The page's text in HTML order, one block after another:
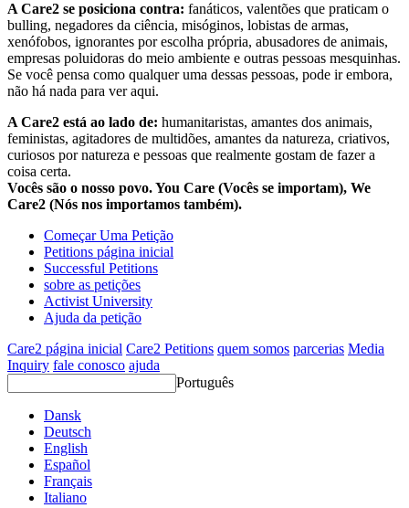
A Care2 se posiciona contra: fanáticos, valentões que praticam o
bulling, negadores da ciência, misóginos, lobistas de armas,
xenófobos, ignorantes por escolha própria, abusadores de animais,
empresas poluidoras do meio ambiente e outras pessoas mesquinhas.
Se você pensa como qualquer uma dessas pessoas, pode ir embora,
não há nada para ver aqui.
A Care2 está ao lado de: humanitaristas, amantes dos animais,
feministas, agitadores de multidões, amantes da natureza, criativos,
curiosos por natureza e pessoas que realmente gostam de fazer a
coisa certa.
Vocês são o nosso povo. You Care (Vocês se importam), We
Care2 (Nós nos importamos também).
Começar Uma Petição
Petitions página inicial
Successful Petitions
sobre as petições
Activist University
Ajuda da petição
Care2 página inicial Care2 Petitions quem somos parcerias Media
Inquiry fale conosco ajuda
Português
Dansk
Deutsch
English
Español
Français
Italiano